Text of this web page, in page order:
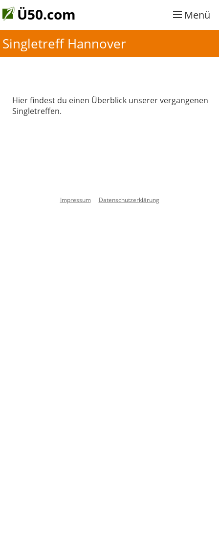
Ü50.com Menü
Singletreff Hannover
Hier findest du einen Überblick unserer vergangenen
Singletreffen.
Impressum Datenschutzerklärung